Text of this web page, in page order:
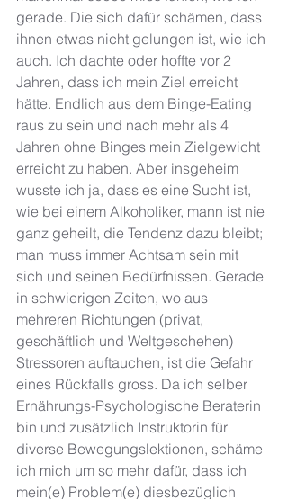
gerade. Die sich dafür schämen, dass
ihnen etwas nicht gelungen ist, wie ich
auch. Ich dachte oder hoffte vor 2
Jahren, dass ich mein Ziel erreicht
hätte. Endlich aus dem Binge-Eating
raus zu sein und nach mehr als 4
Jahren ohne Binges mein Zielgewicht
erreicht zu haben. Aber insgeheim
wusste ich ja, dass es eine Sucht ist,
wie bei einem Alkoholiker, mann ist nie
ganz geheilt, die Tendenz dazu bleibt;
man muss immer Achtsam sein mit
sich und seinen Bedürfnissen. Gerade
in schwierigen Zeiten, wo aus
mehreren Richtungen (privat,
geschäftlich und Weltgeschehen)
Stressoren auftauchen, ist die Gefahr
eines Rückfalls gross. Da ich selber
Ernährungs-Psychologische Beraterin
bin und zusätzlich Instruktorin für
diverse Bewegungslektionen, schäme
ich mich um so mehr dafür, dass ich
mein(e) Problem(e) diesbezüglich